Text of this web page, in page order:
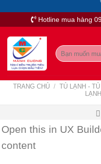
Hotline mua hàng
Tìm
kiếm:
TRANG CHỦ / TỦ LẠNH -
Open this in UX
content